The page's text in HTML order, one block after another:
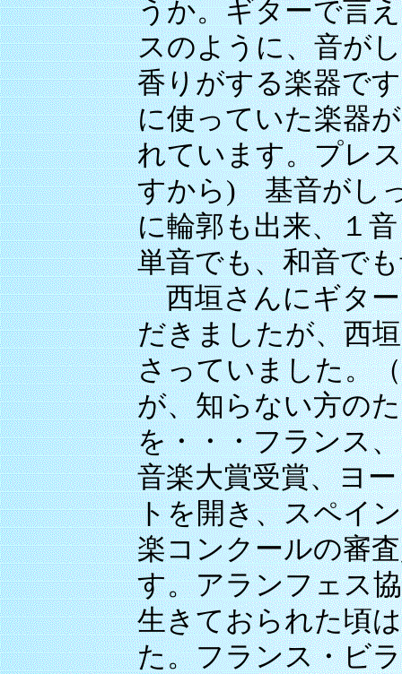
うか。ギターで言
スのように、音が
香りがする楽器で
に使っていた楽器
れています。プレ
すから) 基音がし
に輪郭も出来、１
単音でも、和音で
西垣さんにギター
だきましたが、西
さっていました。
が、知らない方の
を・・・フランス
音楽大賞受賞、ヨ
トを開き、スペイ
楽コンクールの審
す。アランフェス
生きておられた頃
た。フランス・ビ